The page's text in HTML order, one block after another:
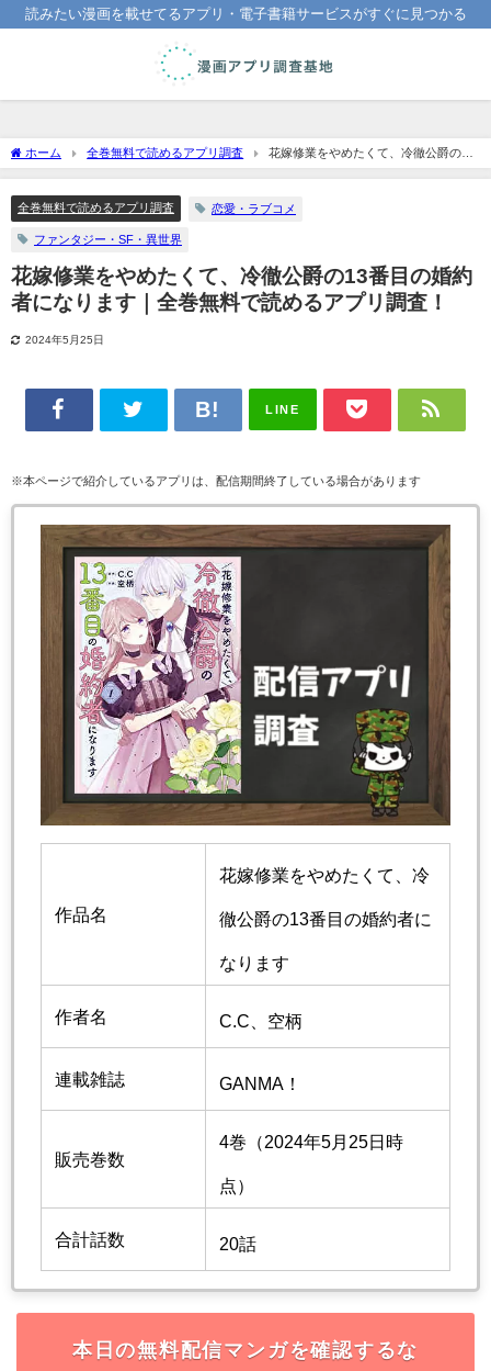
読みたい漫画を載せてるアプリ・電子書籍サービスがすぐに見つかる
ホーム 全巻無料で読めるアプリ調査
花嫁修業をやめたくて、冷徹公爵の13
番目の婚約者になります｜全巻無料で読めるアプリ調査！
全巻無料で読めるアプリ調査 恋愛・ラブコメ
ファンタジー・SF・異世界
花嫁修業をやめたくて、冷徹公爵の13番目の婚約
者になります｜全巻無料で読めるアプリ調査！
2024年5月25日
LINE
※本ページで紹介しているアプリは、配信期間終了している場合があります
作品名
花嫁修業をやめたくて、冷
徹公爵の13番目の婚約者に
なります
作者名 C.C、空柄
連載雑誌 GANMA！
販売巻数
4巻（2024年5月25日時
点）
合計話数 20話
本日の無料配信マンガを確認するな